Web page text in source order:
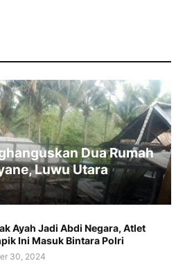
Dua Rumah
Luwu Utara
Ayah Jadi Abdi Negara, Atlet
Ini Masuk Bintara Polri
30, 2024